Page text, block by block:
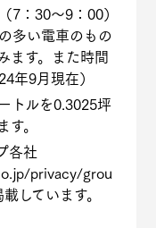
7：30～9：00）
多い電車のもの
ます。また時間
年9月現在）
トルを0.3025坪
。
各社
privacy/grou
しています。